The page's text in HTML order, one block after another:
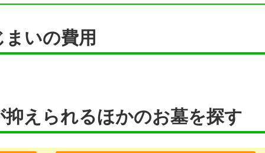
いの費用
えられるほかのお墓を探す